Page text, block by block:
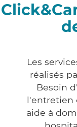
Les
réalisés
Besoin
l'entretien
aide à